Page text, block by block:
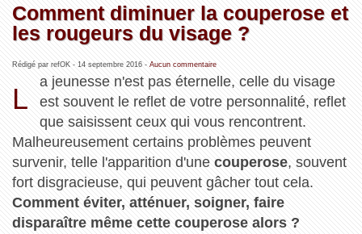
Comment diminuer la couperose et
les rougeurs du visage ?
Rédigé par refOK - 14 septembre 2016- Aucun commentaire
L
a jeunesse n'est pas éternelle, celle du visage
est souvent le reflet de votre personnalité, reflet
que saisissent ceux qui vous rencontrent.
Malheureusement certains problèmes peuvent
survenir, telle l'apparition d'une couperose, souvent
fort disgracieuse, qui peuvent gâcher tout cela.
Comment éviter, atténuer, soigner, faire
disparaître même cette couperose alors ?